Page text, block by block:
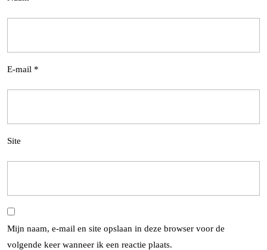
E-mail *
Site
Mijn naam, e-mail en site opslaan in deze browser voor de
volgende keer wanneer ik een reactie plaats.